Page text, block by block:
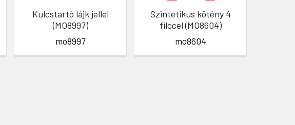
Kulcstartó lájk jellel
(MO8997)
mo8997
Szintetikus kötény 4
filccel (MO8604)
mo8604